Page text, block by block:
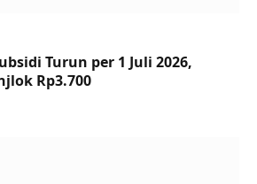
Turun per 1 Juli 2026,
Rp3.700